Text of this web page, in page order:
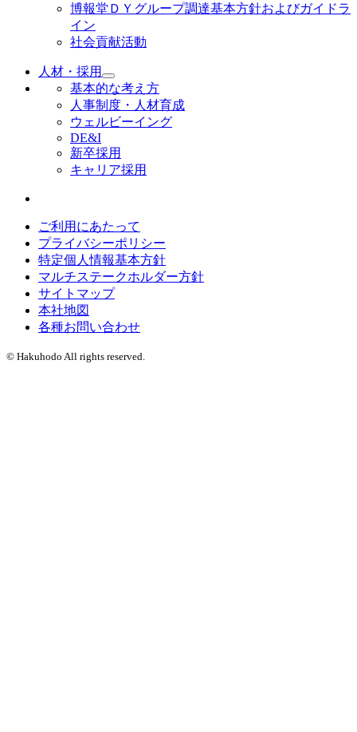
博報堂ＤＹグループ調達基本方針およびガイドラ
イン
社会貢献活動
人材・採用
基本的な考え方
人事制度・人材育成
ウェルビーイング
DE&I
新卒採用
キャリア採用
ご利用にあたって
プライバシーポリシー
特定個人情報基本方針
マルチステークホルダー方針
サイトマップ
本社地図
各種お問い合わせ
© Hakuhodo All rights reserved.